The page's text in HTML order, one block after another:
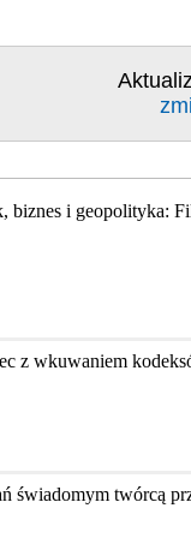
biznes i geopolityka:
z wkuwaniem
świadomym twórcą